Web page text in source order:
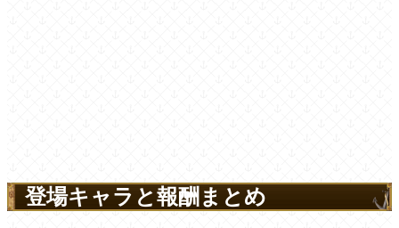
登場キャラと報酬まとめ